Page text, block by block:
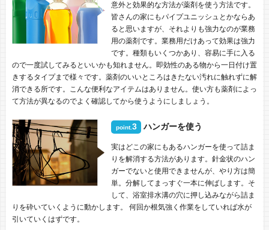
意外と効果的な方法が薬剤を使う方法です。
皆さんの家にもパイプユニッシュとかならあ
ると思いますが、それよりも強力なのが業務
用の薬剤です。業務用だけあって効果は強力
です。種類もいくつかあり、容易に手に入る
ので一度試してみるといいかも知れません。即効性のある物から一日付け置
きするタイプまで様々です。薬剤のいいところはきたない汚れに触れずに解
消できる所です。こんな便利なアイテムはありません。使い方も薬剤によっ
て方法が異なるのでよく確認してから使うようにしましょう。
point.3 ハンガーを使う
実はどこの家にもあるハンガーを使って詰ま
りを解消する方法があります。針金状のハン
ガーでないと使用できませんが、やり方は簡
単。分解してまっすぐ一本に伸ばします。そ
して、浴室排水溝の穴に押し込みながら詰ま
りを砕いていくように動かします。 何回か根気強く作業をしていれば水が
引いていくはずです。